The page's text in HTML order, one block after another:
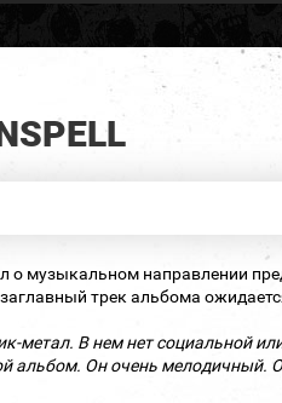
о музыкальном направлении
трек альбома
метал. В нем нет социальной
альбом. Он очень